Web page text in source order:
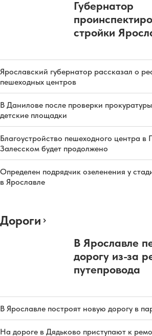
Губернатор
стройки
Ярославский губернатор рассказал о
пешеходных центров
В Данилове после проверки
детские площадки
Благоустройство пешеходного центра в
Залесском будет продолжено
Определен подрядчик озеленения у
в Ярославле
Дороги
В Ярославле
дорогу из-за
путепровода
В Ярославле построят новую дорогу в
На дороге в Дядьково приступают к